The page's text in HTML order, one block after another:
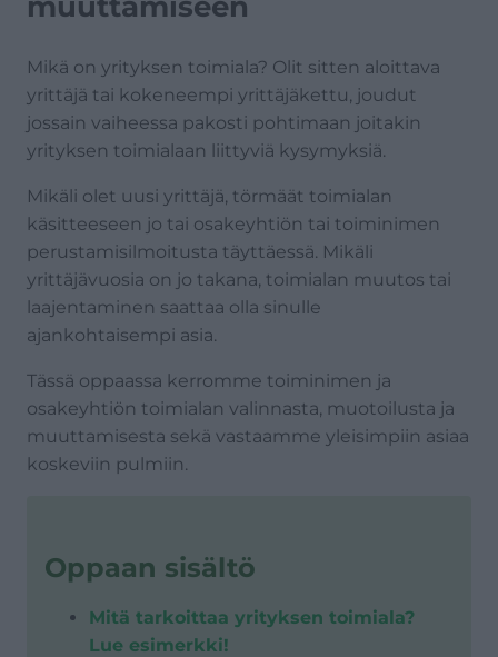
Mikä on yrityksen toimiala? Olit sitten aloittava
yrittäjä tai kokeneempi yrittäjäkettu, joudut
jossain vaiheessa pakosti pohtimaan joitakin
yrityksen toimialaan liittyviä kysymyksiä.
Mikäli olet uusi yrittäjä, törmäät toimialan
käsitteeseen jo tai osakeyhtiön tai toiminimen
perustamisilmoitusta täyttäessä. Mikäli
yrittäjävuosia on jo takana, toimialan muutos tai
laajentaminen saattaa olla sinulle
ajankohtaisempi asia.
Tässä oppaassa kerromme toiminimen ja
osakeyhtiön toimialan valinnasta, muotoilusta ja
muuttamisesta sekä vastaamme yleisimpiin asiaa
koskeviin pulmiin.
Oppaan sisältö
Mitä tarkoittaa yrityksen toimiala?
Lue esimerkki!